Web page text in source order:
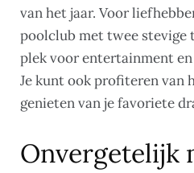
van het jaar. Voor
poolclub met twee stevige
plek voor entertainment
Je kunt ook profiteren van
genieten van je favoriete
Onvergetelijk